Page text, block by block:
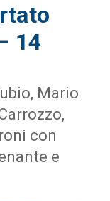
14
Mario
con
e